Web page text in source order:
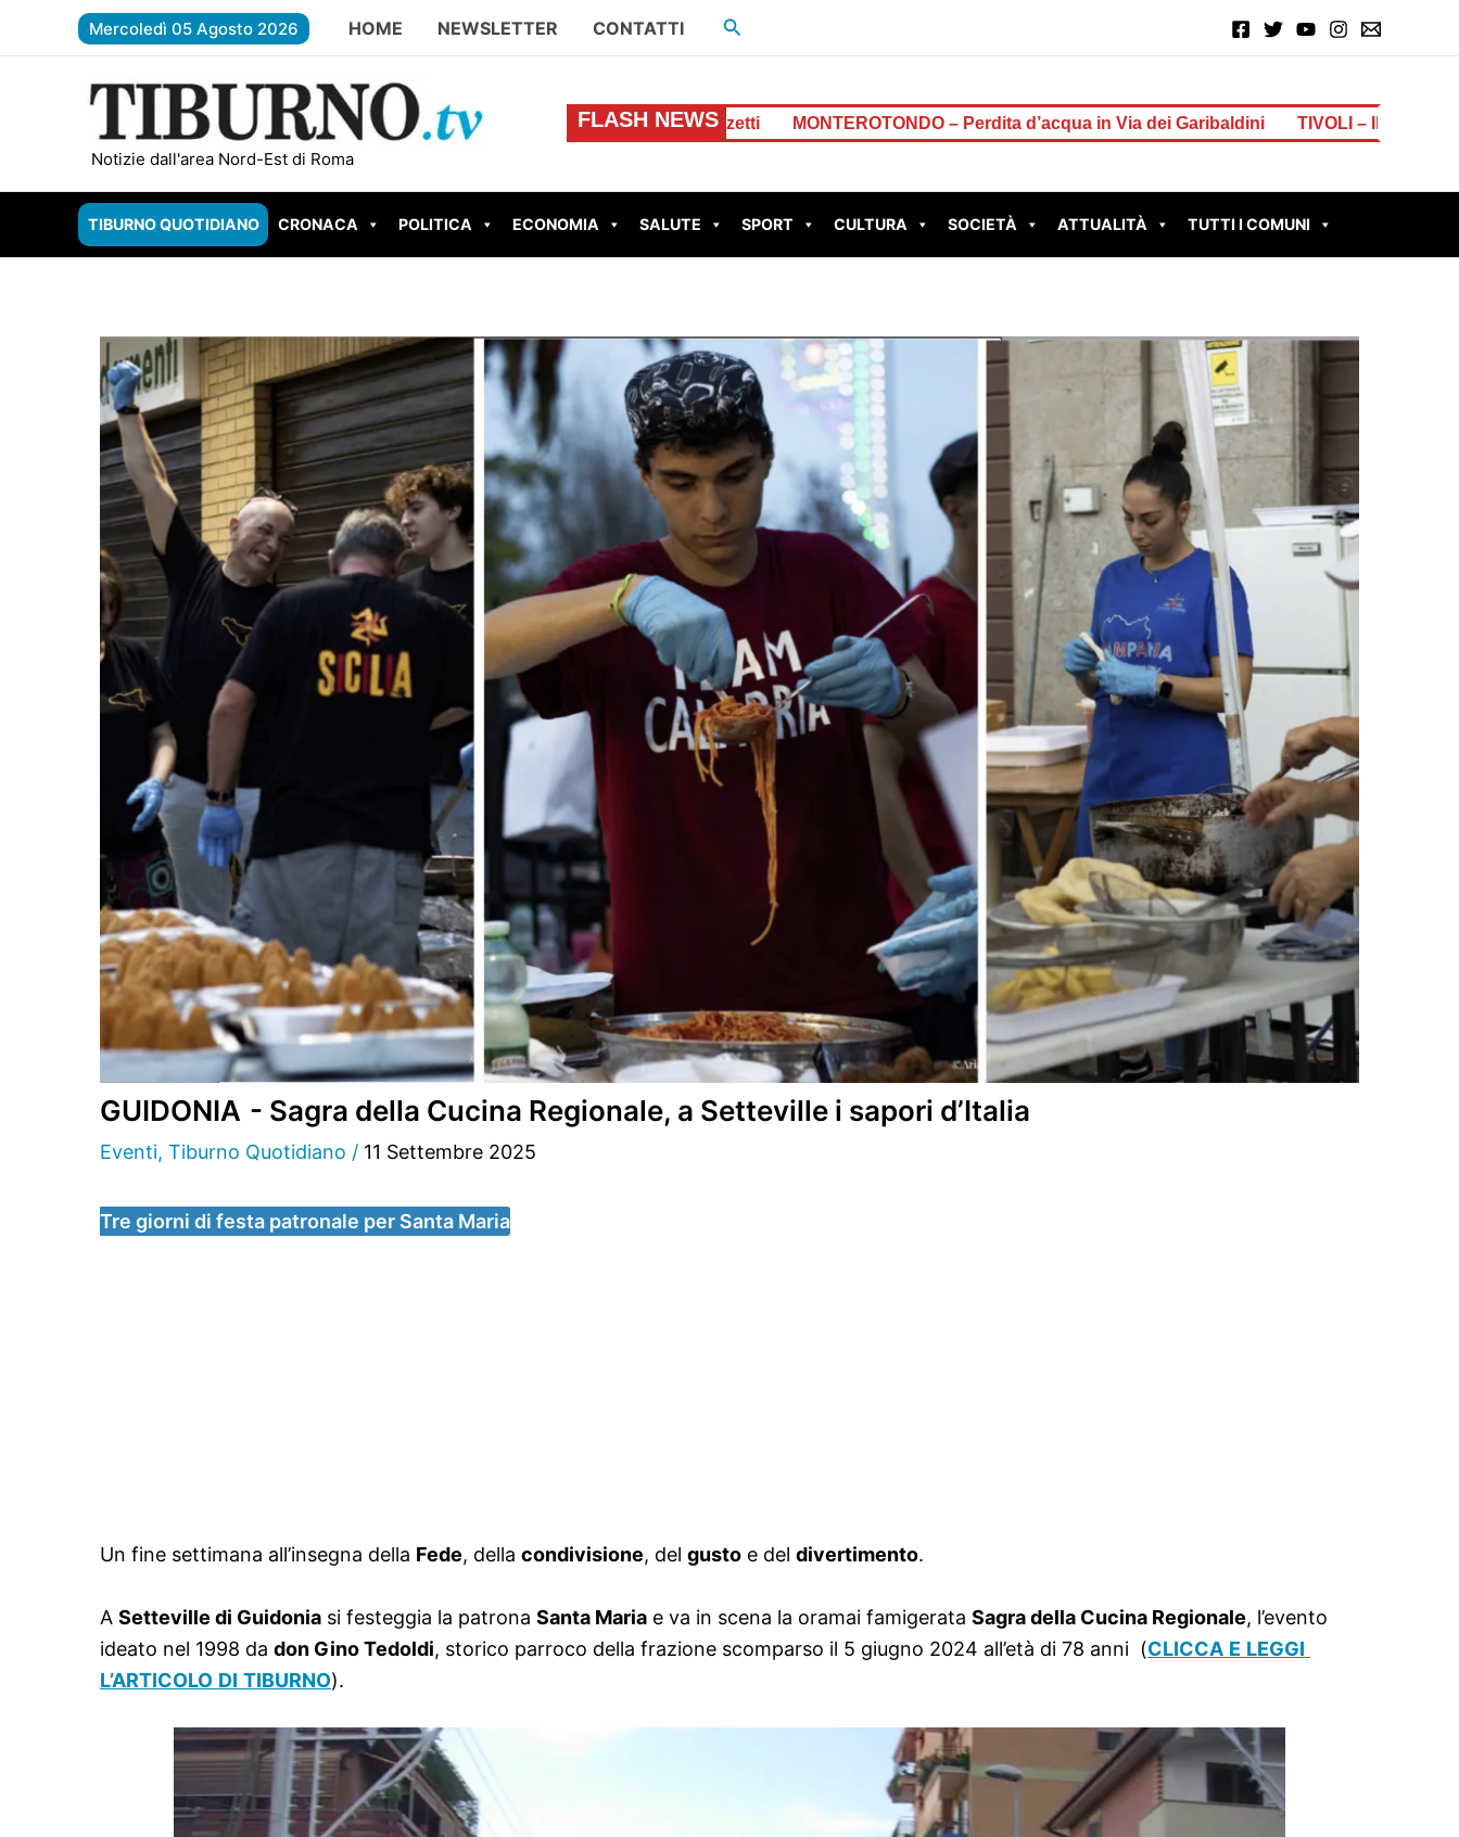
Mercoledì 05 Agosto 2026 HOME NEWSLETTER CONTATTI Cerca
Notizie dall'area Nord-Est di Roma
FLASH NEWS
BRUCIA ANCORA: nuovo incendio in Via Gaetano Donizetti MONTEROTONDO – Perdita d’acqua in Via dei Garibaldini TIVOLI – Il sindaco Innocenzi premia i 61
TIBURNO QUOTIDIANO CRONACA POLITICA ECONOMIA SALUTE SPORT CULTURA SOCIETÀ ATTUALITÀ TUTTI I COMUNI
GUIDONIA - Sagra della Cucina Regionale, a Setteville i sapori d’Italia
Eventi, Tiburno Quotidiano / 11 Settembre 2025
Tre giorni di festa patronale per Santa Maria
Un fine settimana all’insegna della Fede, della condivisione, del gusto e del divertimento.
A Setteville di Guidonia si festeggia la patrona Santa Maria e va in scena la oramai famigerata Sagra della Cucina Regionale, l’evento
ideato nel 1998 da don Gino Tedoldi, storico parroco della frazione scomparso il 5 giugno 2024 all’età di 78 anni (CLICCA E LEGGI
L’ARTICOLO DI TIBURNO).